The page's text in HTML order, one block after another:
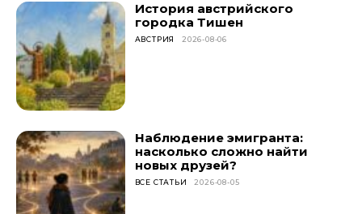
История австрийского
городка Тишен
АВСТРИЯ 2026-08-06
Наблюдение эмигранта:
насколько сложно найти
новых друзей?
ВСЕ СТАТЬИ 2026-08-05